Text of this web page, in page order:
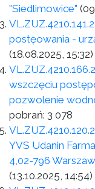
"Siedlimowice"
postęowania -
(18.08.2025, 15:32)
wszczęciu
pozwolenie
pobrań: 3 078
YVS Udanin
4,02-796
(13.10.2025, 14:54)